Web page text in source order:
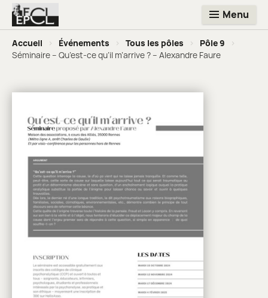
Menu
Accueil > Événements > Tous les pôles > Pôle 9
>
Séminaire – Qu’est-ce qu’il m’arrive ? – Alexandre Faure